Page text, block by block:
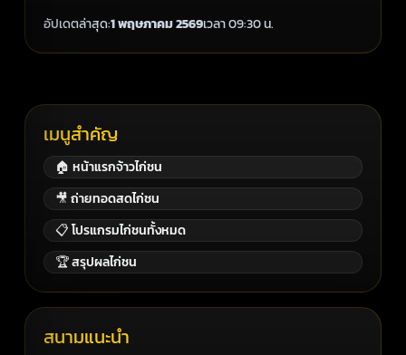
อัปเดตล่าสุด:1 พฤษภาคม 2569เวลา 09:30 น.
เมนูสำคัญ
🏠 หน้าแรกจ้าวไก่ชน
🎥 ถ่ายทอดสดไก่ชน
📋 โปรแกรมไก่ชนทั้งหมด
🏆 สรุปผลไก่ชน
สนามแนะนำ